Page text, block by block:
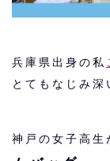
兵庫県出身の私
とてもなじみ深
神戸の女子高生